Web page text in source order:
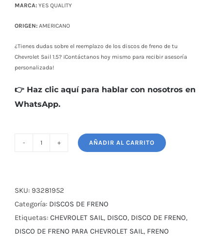
MARCA: YES QUALITY
ORIGEN: AMERICANO
¿Tienes dudas sobre el reemplazo de los discos de freno de tu
Chevrolet Sail 1.5? ¡Contáctanos hoy mismo para recibir asesoría
personalizada!
👉 Haz clic aquí para hablar con nosotros en
WhatsApp.
CHEVROLET
SAIL
1.5
2018
AÑADIR AL CARRITO
SKU: 93281952
Categoría: DISCOS DE FRENO
Etiquetas: CHEVROLET SAIL, DISCO, DISCO DE FRENO,
DISCO DE FRENO PARA CHEVROLET SAIL, FRENO